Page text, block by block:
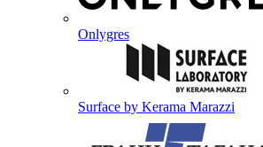
Onlygres
Surface by Kerama Marazzi